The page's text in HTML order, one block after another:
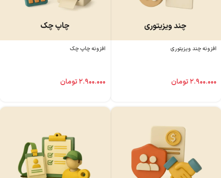
افزونه چند ویزیتوری
۲.۹۰۰.۰۰۰تومان
افزونه چاپ چک
۲.۹۰۰.۰۰۰تومان